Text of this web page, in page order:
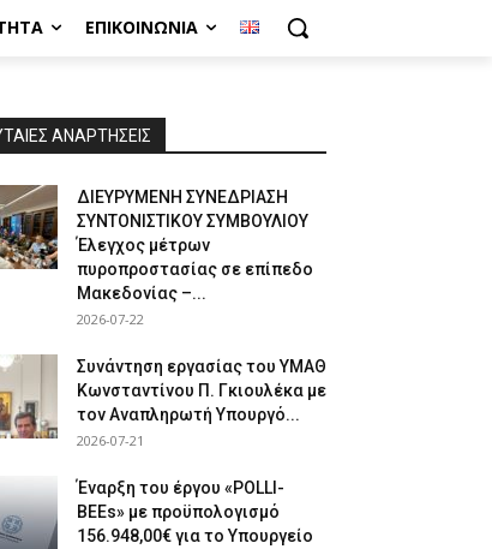
ΕΠΙΚΟΙΝΩΝΊΑ
ΑΝΑΡΤΗΣΕΙΣ
ΔΙΕΥΡΥΜΕΝΗ ΣΥΝΕΔΡΙΑΣΗ
ΣΥΝΤΟΝΙΣΤΙΚΟΥ ΣΥΜΒΟΥΛΙΟΥ
Έλεγχος μέτρων
πυροπροστασίας σε επίπεδο
Μακεδονίας –...
2026-07-22
Συνάντηση εργασίας του ΥΜΑΘ
Κωνσταντίνου Π. Γκιουλέκα με
τον Αναπληρωτή Υπουργό...
2026-07-21
Έναρξη του έργου «POLLI-
BEEs» με προϋπολογισμό
156.948,00€ για το Υπουργείο